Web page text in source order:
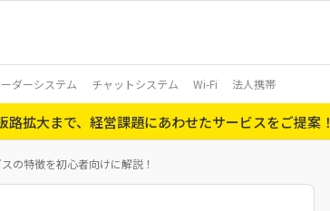
ダーシステム チャットシステム Wi-Fi 法人携帯
拡大まで、経営課題にあわせたサービスをご提案！
の特徴を初心者向けに解説！